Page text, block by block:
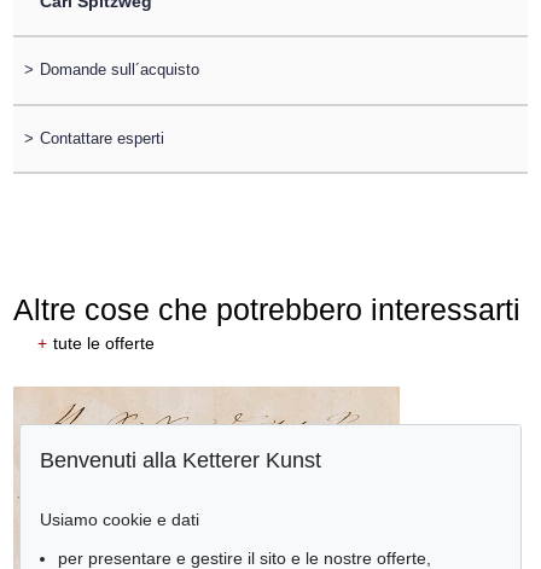
> Domande sull´acquisto
> Contattare esperti
Altre cose che potrebbero interessarti
+ tute le offerte
Benvenuti alla Ketterer Kunst
Usiamo cookie e dati
per presentare e gestire il sito e le nostre offerte,